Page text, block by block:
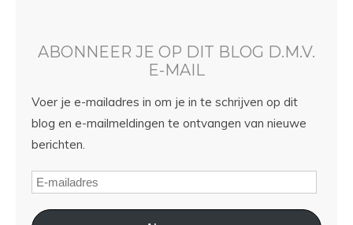
ABONNEER JE OP DIT BLOG D.M.V.
E-MAIL
Voer je e-mailadres in om je in te schrijven op dit
blog en e-mailmeldingen te ontvangen van nieuwe
berichten.